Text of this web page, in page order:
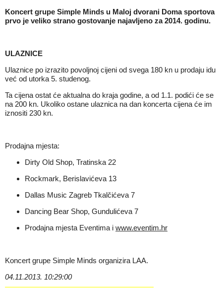
Koncert grupe Simple Minds u Maloj dvorani Doma sportova
prvo je veliko strano gostovanje najavljeno za 2014. godinu.
ULAZNICE
Ulaznice po izrazito povoljnoj cijeni od svega 180 kn u prodaju idu
već od utorka 5. studenog.
Ta cijena ostat će aktualna do kraja godine, a od 1.1. podići će se
na 200 kn. Ukoliko ostane ulaznica na dan koncerta cijena će im
iznositi 230 kn.
Prodajna mjesta:
Dirty Old Shop, Tratinska 22
Rockmark, Berislavićeva 13
Dallas Music Zagreb Tkalčićeva 7
Dancing Bear Shop, Gundulićeva 7
Prodajna mjesta Eventima i www.eventim.hr
Koncert grupe Simple Minds organizira LAA.
04.11.2013. 10:29:00